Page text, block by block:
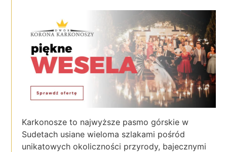
Karkonosze to najwyższe pasmo górskie w
Sudetach usiane wieloma szlakami pośród
unikatowych okoliczności przyrody, bajecznymi